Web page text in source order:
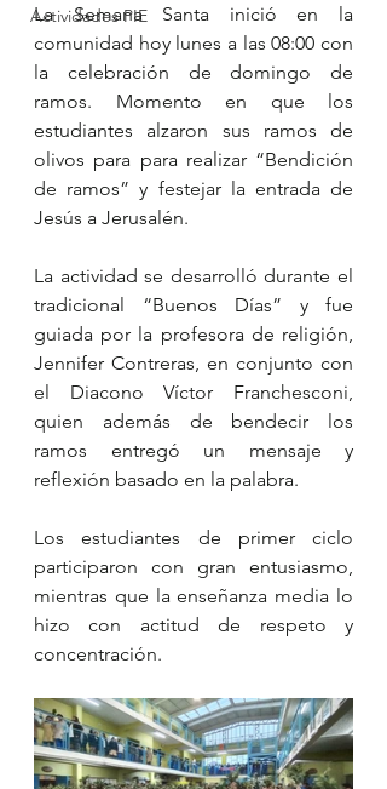
Actividades PIE
La Semana Santa inició en la
comunidad hoy lunes a las 08:00 con
la celebración de domingo de
ramos. Momento en que los
estudiantes alzaron sus ramos de
olivos para para realizar “Bendición
de ramos” y festejar la entrada de
Jesús a Jerusalén.
La actividad se desarrolló durante el
tradicional “Buenos Días” y fue
guiada por la profesora de religión,
Jennifer Contreras, en conjunto con
el Diacono Víctor Franchesconi,
quien además de bendecir los
ramos entregó un mensaje y
reflexión basado en la palabra.
Los estudiantes de primer ciclo
participaron con gran entusiasmo,
mientras que la enseñanza media lo
hizo con actitud de respeto y
concentración.